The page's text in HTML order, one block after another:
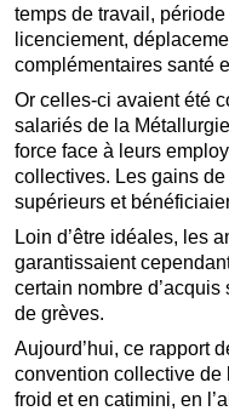
temps de travail,
licenciement,
complémentaires santé
Or celles-ci avaient été
salariés de la
force face à leurs
collectives. Les gains
supérieurs et
Loin d’être idéales, les
garantissaient
certain nombre
de grèves.
Aujourd’hui, ce rapport
convention collective de
froid et en catimini, en